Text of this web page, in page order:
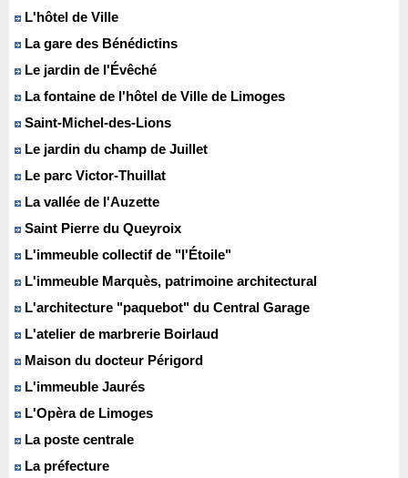
L'hôtel de Ville
La gare des Bénédictins
Le jardin de l'Évêché
La fontaine de l'hôtel de Ville de Limoges
Saint-Michel-des-Lions
Le jardin du champ de Juillet
Le parc Victor-Thuillat
La vallée de l'Auzette
Saint Pierre du Queyroix
L'immeuble collectif de "l'Étoile"
L'immeuble Marquès, patrimoine architectural
L'architecture "paquebot" du Central Garage
L'atelier de marbrerie Boirlaud
Maison du docteur Périgord
L'immeuble Jaurés
L'Opèra de Limoges
La poste centrale
La préfecture